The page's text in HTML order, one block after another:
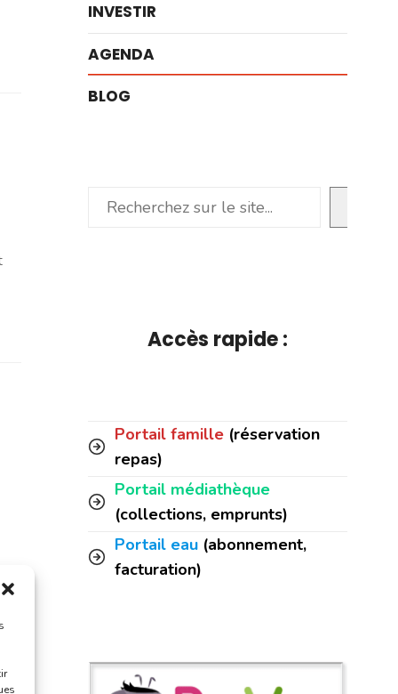
INVESTIR
AGENDA
BLOG
Rechercher
Accès rapide :
Portail famille (réservation
repas)
Portail médiathèque
(collections, emprunts)
Portail eau (abonnement,
facturation)